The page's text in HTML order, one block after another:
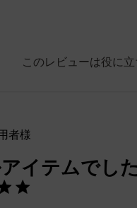
このレビューは役に
者様
イテムでした